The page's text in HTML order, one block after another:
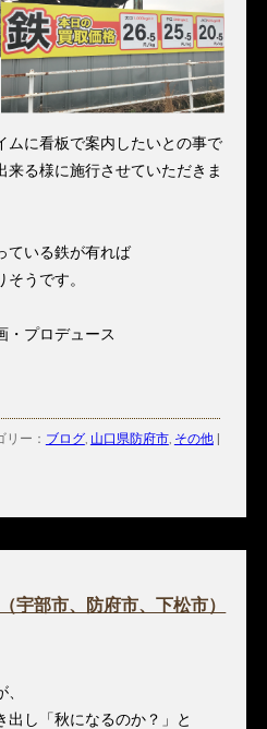
ムに看板で案内したいとの事で
来る様に施行させていただきま
ている鉄が有れば
うです。
・プロデュース
ー： ブログ, 山口県防府市, その他|
宇部市、防府市、下松市）
出し「秋になるのか？」と